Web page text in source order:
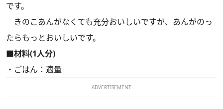
です。
きのこあんがなくても充分おいしいですが、あんがのっ
たらもっとおいしいです。
■材料(1人分)
・ごはん：適量
ADVERTISEMENT